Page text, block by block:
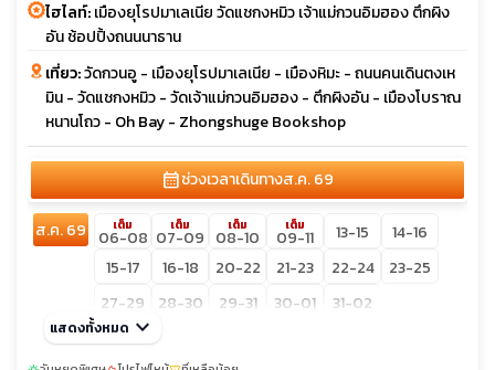
ไฮไลท์:เมืองยุโรปมาเลเนีย วัดแชกงหมิว เจ้าแม่กวนอิมฮอง ตึกผิง
อัน ช้อปปิ้งถนนนาธาน
เที่ยว:วัดกวนอู - เมืองยุโรปมาเลเนีย - เมืองหิมะ - ถนนคนเดินตงเห
มิน - วัดแชกงหมิว - วัดเจ้าแม่กวนอิมฮอง - ตึกผิงอัน - เมืองโบราณ
หนานโถว - Oh Bay - Zhongshuge Bookshop
calendar_monthช่วงเวลาเดินทางส.ค. 69
ส.ค. 69 เต็ม
06-08
เต็ม
07-09
เต็ม
08-10
เต็ม
09-11 13-15
14-16
15-17
16-18 20-22 21-23 22-24
23-25
27-29
28-30 29-31 30-01 31-02
แสดงทั้งหมด keyboard_arrow_down